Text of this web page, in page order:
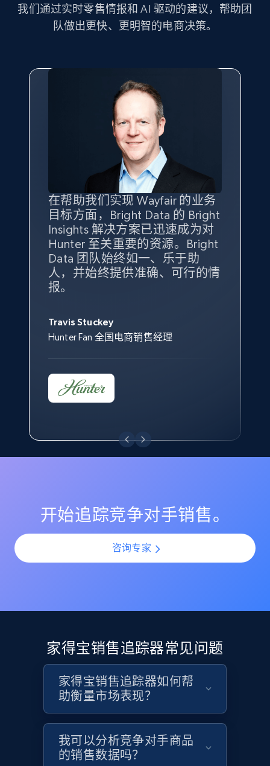
我们通过实时零售情报和 AI 驱动的建议，帮助团
队做出更快、更明智的电商决策。
在帮助我们实现 Wayfair 的业务
目标方面，Bright Data 的 Bright
Insights 解决方案已迅速成为对
Hunter 至关重要的资源。Bright
Data 团队始终如一、乐于助
人，并始终提供准确、可行的情
报。
Travis Stuckey
Hunter Fan 全国电商销售经理
Bright Insights 的数据极大地支
持了我们公司的目标。每个产品
类别的市场份额帮助我们以主要
竞争对手为基准，而供应商的销
售情况则从战术上帮助我们的营
销团队扩大产品种类。
Overstock 的客户战略与洞察总监
我们之所以选择 Bright
Insights，是因为它能够跟踪销
售情况，并绘制对我们业务至关
重要的竞争产品类别图。
Yael Fridman
Keter 的市场总监
借助 Bright Data 的解决方案，
我们获得了对市场领域、产品、
竞争格局以及消费者行为趋势的
独特且全面的洞察。
Beverly Taylor
Kingston Brass, Inc. 商品规划总监
开始追踪竞争对手销售。
咨询专家
家得宝销售追踪器常见问题
家得宝销售追踪器如何帮
助衡量市场表现？
我可以分析竞争对手商品
的销售数据吗？